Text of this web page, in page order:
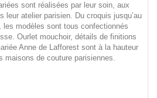
sont réalisées par leur soin, aux
leur atelier parisien. Du croquis jusqu’au
les modèles sont tous confectionnés
Ourlet mouchoir, détails de finitions
Anne de Lafforest sont à la hauteur
maisons de couture parisiennes.